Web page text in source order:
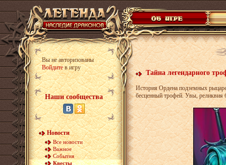
Вы не авторизованы
Войдитев игру
Наши сообщества
Новости
Все новости
Важное
События
Квесты
Тайна легендарного
История Ордена подземных
бесценный трофей. Увы, реликвия